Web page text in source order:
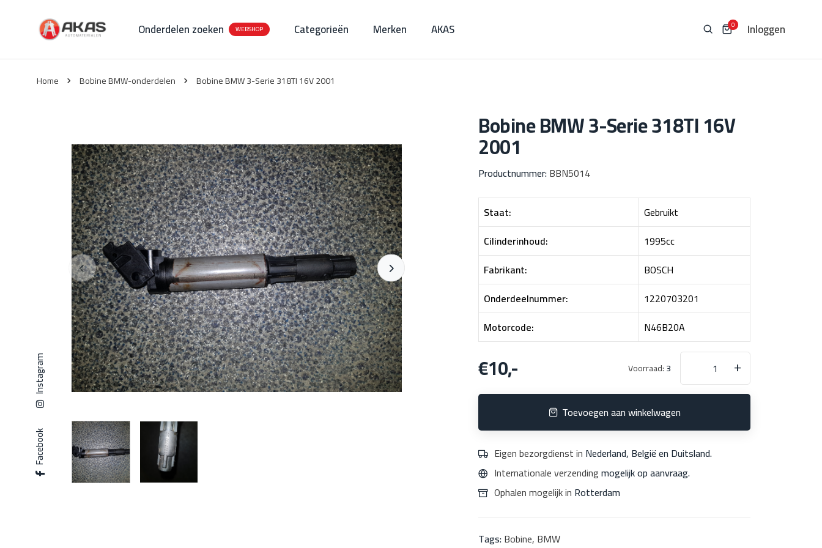
Onderdelen zoeken WEBSHOP Categorieën Merken AKAS 0 Inloggen
Home Bobine BMW-onderdelen Bobine BMW 3-Serie 318TI 16V 2001
Bobine BMW 3-Serie 318TI 16V
2001
Productnummer:BBN5014
Staat:
Gebruikt
Cilinderinhoud:
1995cc
Fabrikant:
BOSCH
Onderdeelnummer:
1220703201
Motorcode:
N46B20A
€10,- Voorraad:3 +
Toevoegen aan winkelwagen
Eigen bezorgdienst in Nederland, België en Duitsland.
Internationale verzendingmogelijk op aanvraag.
Ophalen mogelijk in Rotterdam
Tags:Bobine, BMW
Facebook
Instagram